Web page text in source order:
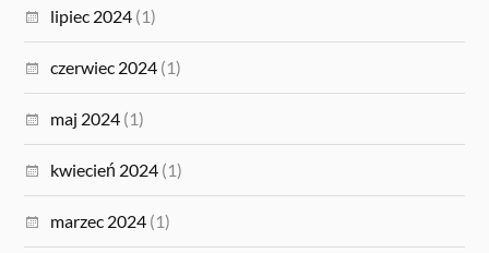
lipiec 2024 (1)
czerwiec 2024 (1)
maj 2024 (1)
kwiecień 2024 (1)
marzec 2024 (1)